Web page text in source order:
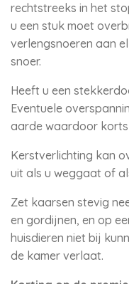
rechtstreeks in het
u een stuk moet
verlengsnoeren aan
snoer.
Heeft u een
Eventuele
aarde waardoor
Kerstverlichting kan
uit als u weggaat of
Zet kaarsen stevig
en gordijnen, en op
huisdieren niet bij
de kamer verlaat.